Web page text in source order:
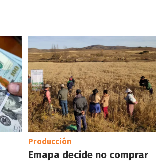
Producción
Emapa decide no comprar